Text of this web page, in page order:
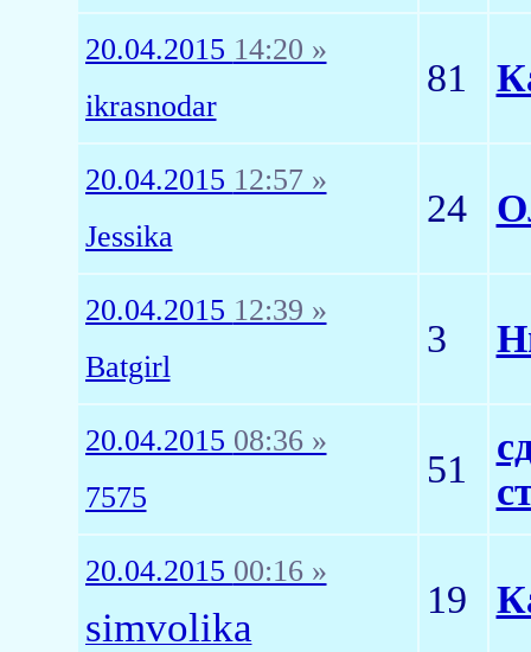
20.04.2015 14:20 »
ikrasnodar
81
20.04.2015 12:57 »
Jessika
24
20.04.2015 12:39 »
Batgirl
3
20.04.2015 08:36 »
7575
51
20.04.2015 00:16 »
simvolika
19